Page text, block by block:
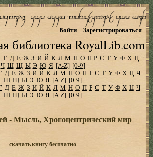
библиотека RoyalLib.com
Войти Зарегистрироваться
Г Д Е Ж З И Й К Л М Н О П Р С Т У Ф Х Ц
Ч Ш Щ Ы Э Ю Я [A-Z] [0-9]
Д Е Ж З И Й К Л М Н О П Р С Т У Ф Х Ц Ч
Ш Щ Ы Э Ю Я [A-Z] [0-9]
Д Е Ж З И Й К Л М Н О П Р С Т У Ф Х Ц Ч
Ш Щ Ы Э Ю Я [A-Z] [0-9]
- Мысль, Хроноцентрический мир
скачать книгу бесплатно